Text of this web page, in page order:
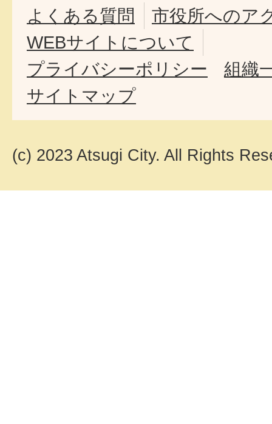
よくある質問
市役所へのア
WEBサイトについて
プライバシーポリシー
組織
サイトマップ
(c) 2023 Atsugi City. All Rights